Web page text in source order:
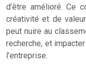
d’être amélioré. Ce
créativité et de
peut nuire au
recherche, et
l’entreprise.